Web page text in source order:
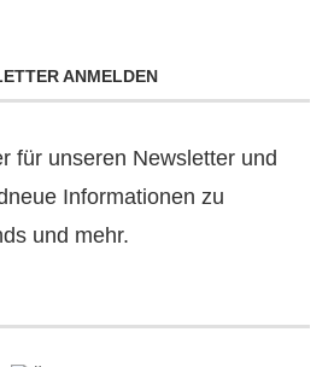
ANMELDEN
für unseren Newsletter und
Informationen zu
und mehr.